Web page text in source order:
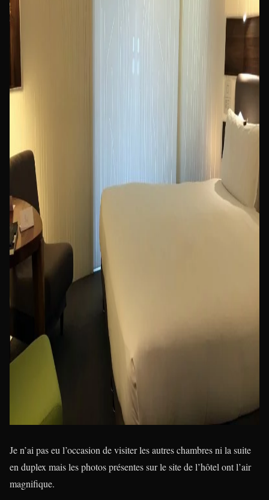
Je n’ai pas eu l’occasion de visiter les autres chambres ni la suite
en duplex mais les photos présentes sur le site de l’hôtel ont l’air
magnifique.